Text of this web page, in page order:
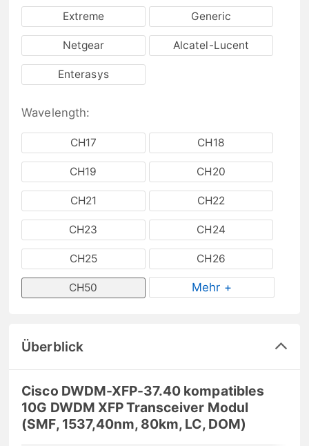
Extreme Generic
Netgear Alcatel-Lucent
Enterasys
Wavelength:
CH17 CH18
CH19 CH20
CH21 CH22
CH23 CH24
CH25 CH26
CH50 Mehr +
Überblick
Cisco DWDM-XFP-37.40 kompatibles
10G DWDM XFP Transceiver Modul
(SMF, 1537,40nm, 80km, LC, DOM)